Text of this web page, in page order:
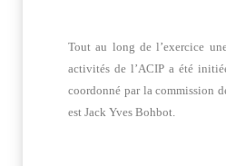
Tout au long de l’exercice
activités de l’ACIP a été
coordonné par la commission
est Jack Yves Bohbot.